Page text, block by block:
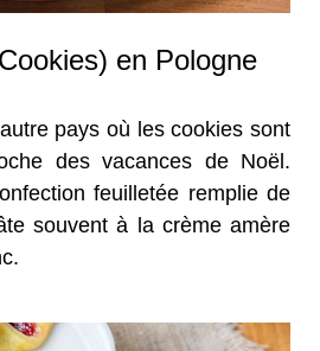
en Pologne
pays où les cookies sont
des vacances de Noël.
feuilletée remplie de
souvent à la crème amère